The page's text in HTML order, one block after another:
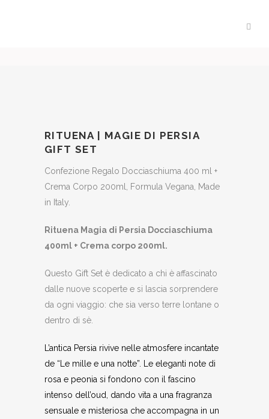
RITUENA | MAGIE DI PERSIA
GIFT SET
Confezione Regalo Docciaschiuma 400 ml +
Crema Corpo 200ml, Formula Vegana, Made
in Italy.
Rituena Magia di Persia Docciaschiuma
400ml + Crema corpo 200ml.
Questo Gift Set è dedicato a chi è affascinato
dalle nuove scoperte e si lascia sorprendere
da ogni viaggio: che sia verso terre lontane o
dentro di sè.
L’antica Persia rivive nelle atmosfere incantate
de “Le mille e una notte”. Le eleganti note di
rosa e peonia si fondono con il fascino
intenso dell’oud, dando vita a una fragranza
sensuale e misteriosa che accompagna in un